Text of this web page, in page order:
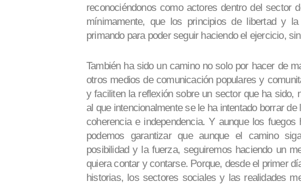
reconociéndonos como actores dentro del sector
mínimamente, que los principios de libertad y
primando para poder seguir haciendo el ejercicio,
También ha sido un camino no solo por hacer de
otros medios de comunicación populares y
y faciliten la reflexión sobre un sector que ha sido,
al que intencionalmente se le ha intentado borrar
coherencia e independencia. Y aunque los
podemos garantizar que aunque el camino
posibilidad y la fuerza, seguiremos haciendo un
quiera contar y contarse. Porque, desde el primer
historias, los sectores sociales y las realidades